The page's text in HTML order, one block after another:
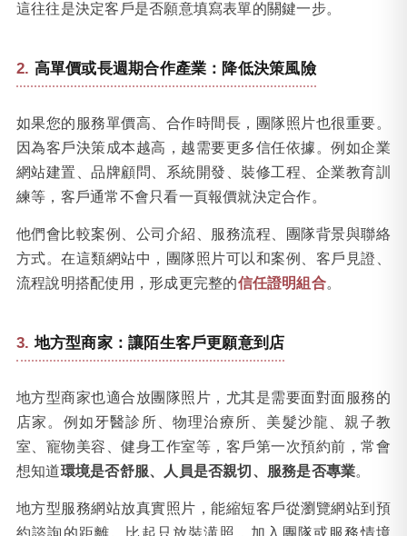
這往往是決定客戶是否願意填寫表單的關鍵一步。
高單價或長週期合作產業：降低決策風險
如果您的服務單價高、合作時間長，團隊照片也很重要。
因為客戶決策成本越高，越需要更多信任依據。例如企業
網站建置、品牌顧問、系統開發、裝修工程、企業教育訓
練等，客戶通常不會只看一頁報價就決定合作。
他們會比較案例、公司介紹、服務流程、團隊背景與聯絡
方式。在這類網站中，團隊照片可以和案例、客戶見證、
流程說明搭配使用，形成更完整的信任證明組合。
地方型商家：讓陌生客戶更願意到店
地方型商家也適合放團隊照片，尤其是需要面對面服務的
店家。例如牙醫診所、物理治療所、美髮沙龍、親子教
室、寵物美容、健身工作室等，客戶第一次預約前，常會
想知道環境是否舒服、人員是否親切、服務是否專業。
地方型服務網站放真實照片，能縮短客戶從瀏覽網站到預
約諮詢的距離。比起只放裝潢照，加入團隊或服務情境